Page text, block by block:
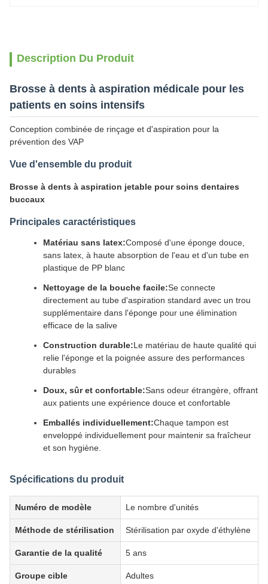
Description Du Produit
Brosse à dents à aspiration médicale pour les
patients en soins intensifs
Conception combinée de rinçage et d'aspiration pour la
prévention des VAP
Vue d'ensemble du produit
Brosse à dents à aspiration jetable pour soins dentaires
buccaux
Principales caractéristiques
Matériau sans latex:Composé d'une éponge douce,
sans latex, à haute absorption de l'eau et d'un tube en
plastique de PP blanc
Nettoyage de la bouche facile:Se connecte
directement au tube d'aspiration standard avec un trou
supplémentaire dans l'éponge pour une élimination
efficace de la salive
Construction durable:Le matériau de haute qualité qui
relie l'éponge et la poignée assure des performances
durables
Doux, sûr et confortable:Sans odeur étrangère, offrant
aux patients une expérience douce et confortable
Emballés individuellement:Chaque tampon est
enveloppé individuellement pour maintenir sa fraîcheur
et son hygiène.
Spécifications du produit